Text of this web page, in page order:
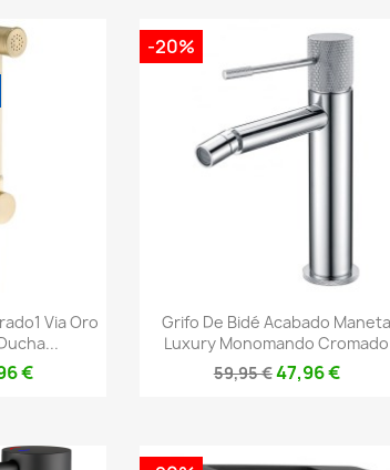
Via Oro
€
Vista rápida
Grifo De Bidé Acabado Maneta
Luxury Monomando Cromado
59,95 €47,96 €
-20%